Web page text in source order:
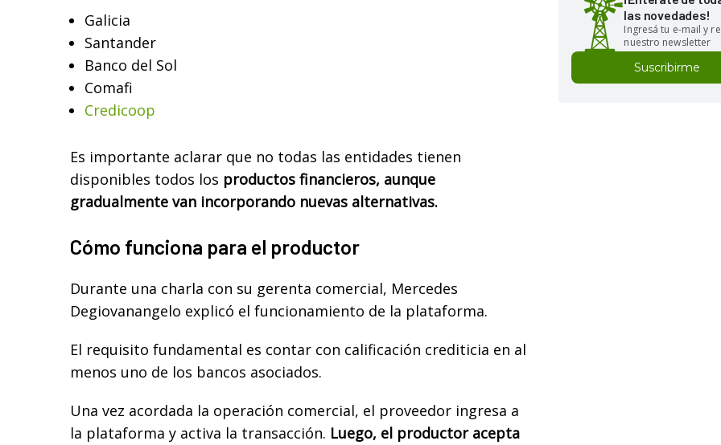
Galicia
Santander
Banco del Sol
Comafi
Credicoop
Es importante aclarar que no todas las entidades tienen
disponibles todos los productos financieros, aunque
gradualmente van incorporando nuevas alternativas.
Cómo funciona para el productor
Durante una charla con su gerenta comercial, Mercedes
Degiovanangelo explicó el funcionamiento de la plataforma.
El requisito fundamental es contar con calificación crediticia en al
menos uno de los bancos asociados.
Una vez acordada la operación comercial, el proveedor ingresa a
la plataforma y activa la transacción. Luego, el productor acepta
las novedades!
Ingresá tu e-mail y
nuestro newsletter
Suscribirme